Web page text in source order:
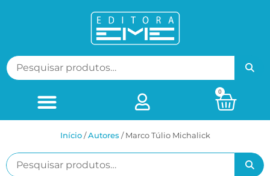
0
Início/ㅤAutores / Marco Túlio Michalick